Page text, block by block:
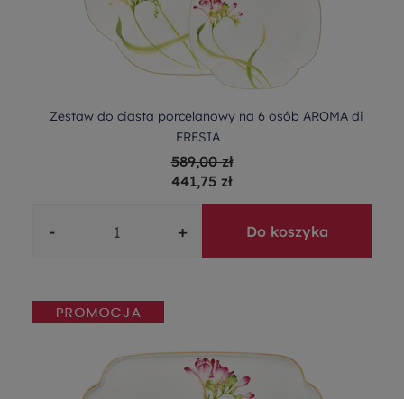
Zestaw do ciasta porcelanowy na 6 osób AROMA di
FRESIA
589,00 zł
441,75 zł
- + Do koszyka